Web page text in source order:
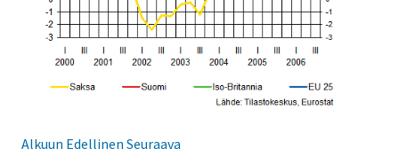
Alkuun Edellinen Seuraava